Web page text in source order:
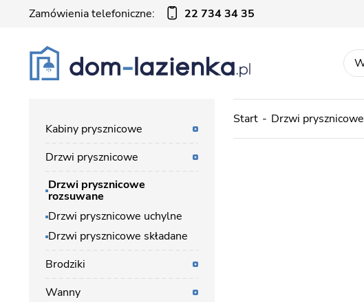
Zamówienia telefoniczne: 22 734 34 35
Start Drzwi prysznicowe
Kabiny prysznicowe
Drzwi prysznicowe
Drzwi prysznicowe
rozsuwane
Drzwi prysznicowe uchylne
Drzwi prysznicowe składane
Brodziki
Wanny